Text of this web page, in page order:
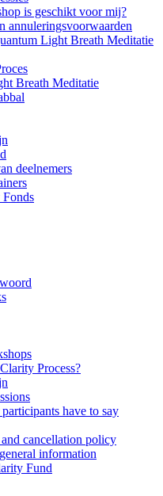
is geschikt voor mij?
annuleringsvoorwaarden
Light Breath Meditatie
Breath Meditatie
deelnemers
Process?
have to say
cancellation policy
information
Fund